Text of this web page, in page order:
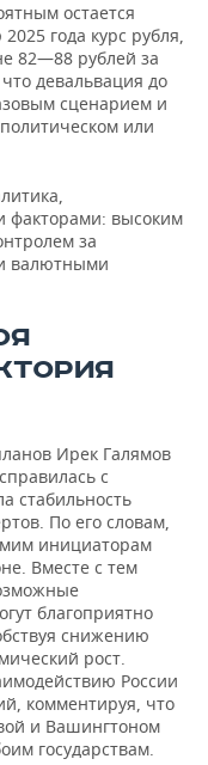
остается
года курс рубля,
82—88 рублей за
девальвация до
сценарием и
или
факторами: высоким
за
валютными
Ирек Галямов
с
стабильность
По его словам,
инициаторам
Вместе с тем
благоприятно
снижению
рост.
России
комментируя, что
и Вашингтоном
государствам.